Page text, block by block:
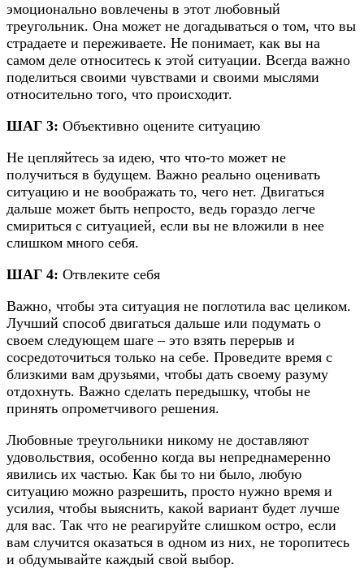
эмоционально вовлечены в этот любовный
треугольник. Она может не догадываться о том, что вы
страдаете и переживаете. Не понимает, как вы на
самом деле относитесь к этой ситуации. Всегда важно
поделиться своими чувствами и своими мыслями
относительно того, что происходит.
ШАГ 3: Объективно оцените ситуацию
Не цепляйтесь за идею, что что-то может не
получиться в будущем. Важно реально оценивать
ситуацию и не воображать то, чего нет. Двигаться
дальше может быть непросто, ведь гораздо легче
смириться с ситуацией, если вы не вложили в нее
слишком много себя.
ШАГ 4: Отвлеките себя
Важно, чтобы эта ситуация не поглотила вас целиком.
Лучший способ двигаться дальше или подумать о
своем следующем шаге – это взять перерыв и
сосредоточиться только на себе. Проведите время с
близкими вам друзьями, чтобы дать своему разуму
отдохнуть. Важно сделать передышку, чтобы не
принять опрометчивого решения.
Любовные треугольники никому не доставляют
удовольствия, особенно когда вы непреднамеренно
явились их частью. Как бы то ни было, любую
ситуацию можно разрешить, просто нужно время и
усилия, чтобы выяснить, какой вариант будет лучше
для вас. Так что не реагируйте слишком остро, если
вам случится оказаться в одном из них, не торопитесь
и обдумывайте каждый свой выбор.